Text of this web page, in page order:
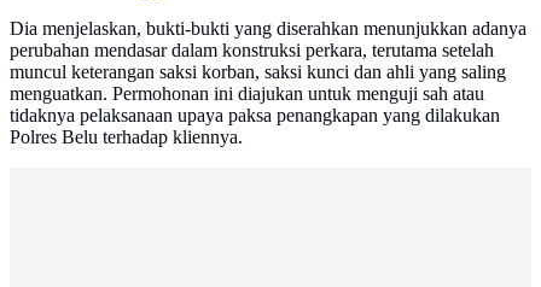
Dia menjelaskan, bukti-bukti yang diserahkan menunjukkan adanya
perubahan mendasar dalam konstruksi perkara, terutama setelah
muncul keterangan saksi korban, saksi kunci dan ahli yang saling
menguatkan. Permohonan ini diajukan untuk menguji sah atau
tidaknya pelaksanaan upaya paksa penangkapan yang dilakukan
Polres Belu terhadap kliennya.